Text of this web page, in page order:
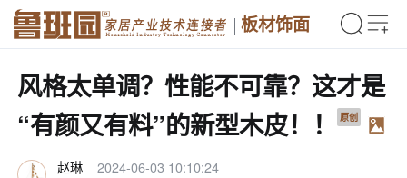
板材饰面
风格太单调？性能不可靠？这才是
“有颜又有料”的新型木皮！！ 原创
赵琳 2024-06-03 10:10:24